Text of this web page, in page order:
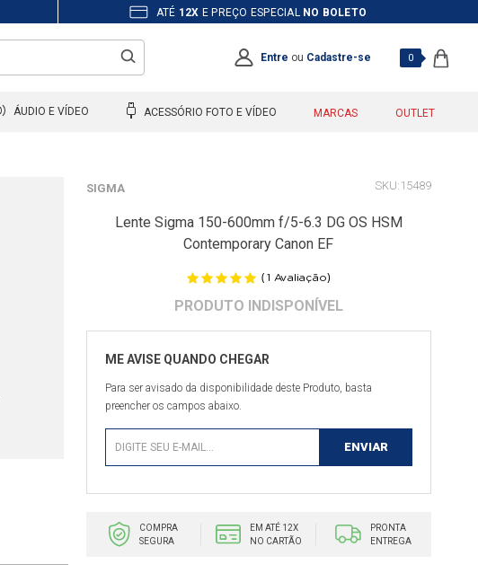
ATÉ 12X E PREÇO ESPECIAL NO BOLETO
Entre ou Cadastre-se 0
ÁUDIO E VÍDEO ACESSÓRIO FOTO E VÍDEO MARCAS OUTLET
SIGMA 15489
Lente Sigma 150-600mm f/5-6.3 DG OS HSM
Contemporary Canon EF
(1 Avaliação)
Para ser avisado da disponibilidade deste Produto, basta
preencher os campos abaixo.
COMPRA
SEGURA
EM ATÉ 12X
NO CARTÃO
PRONTA
ENTREGA